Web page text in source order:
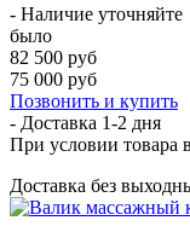
- Наличие уточняйте
было
82 500 руб
75 000 руб
Позвонить и купить
- Доставка 1-2 дня
При условии товара
Доставка без